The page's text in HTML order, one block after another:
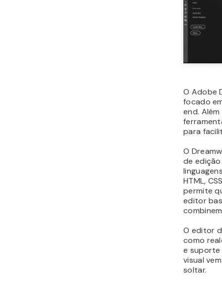
O Adobe
focado
end.
para
O
de
HTML,
permite
editor
O editor
como
e suporte
visual
soltar.